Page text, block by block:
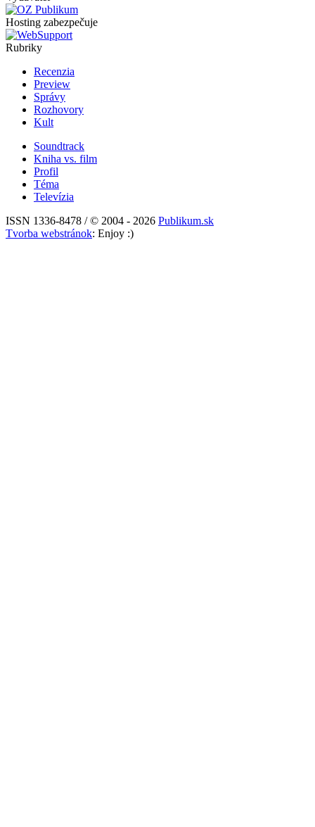
Hosting zabezpečuje
Rubriky
Recenzia
Preview
Správy
Rozhovory
Kult
Soundtrack
Kniha vs. film
Profil
Téma
Televízia
ISSN 1336-8478 / © 2004 - 2026 Publikum.sk
Tvorba webstránok: Enjoy :)